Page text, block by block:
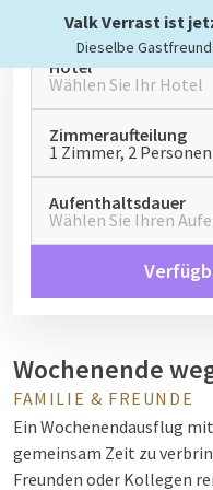
Valk Verrast ist
Dieselbe
Hotel
Wählen Sie Ihr Hotel
Zimmeraufteilung
1 Zimmer, 2 Personen
Aufenthaltsdauer
Wählen Sie Ihren
Wochenende
FAMILIE & FREUNDE
Ein Wochenendausflug
gemeinsam Zeit zu
Freunden oder Kollegen